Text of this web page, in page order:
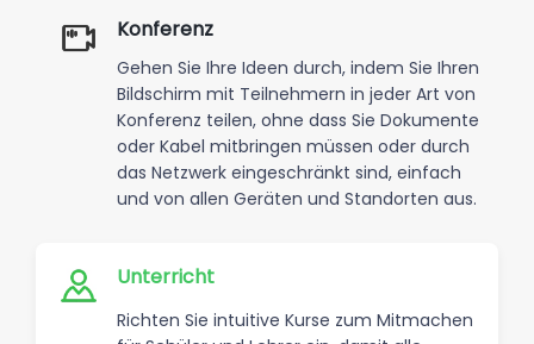
Konferenz
Gehen Sie Ihre Ideen durch, indem Sie Ihren
Bildschirm mit Teilnehmern in jeder Art von
Konferenz teilen, ohne dass Sie Dokumente
oder Kabel mitbringen müssen oder durch
das Netzwerk eingeschränkt sind, einfach
und von allen Geräten und Standorten aus.
Unterricht
Richten Sie intuitive Kurse zum Mitmachen